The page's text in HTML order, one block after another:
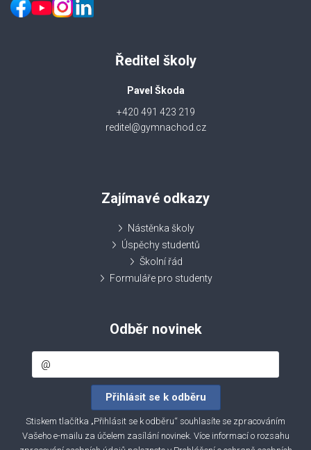
Ředitel školy
Pavel Škoda
+420 491 423 219
reditel@gymnachod.cz
Zajímavé odkazy
Nástěnka školy
Úspěchy studentů
Školní řád
Formuláře pro studenty
Odběr novinek
Stiskem tlačítka „Přihlásit se k odběru“ souhlasíte se zpracováním
Vašeho e-mailu za účelem zasílání novinek. Více informací o rozsahu